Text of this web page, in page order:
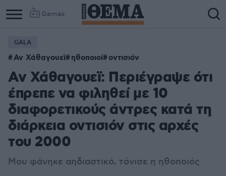
Games
Column
1
Column
2
GALA
Αν Χάθαγουεϊ ηθοποιοί οντισιόν
Αν Χάθαγουεϊ: Περιέγραψε ότι
έπρεπε να φιληθεί με 10
διαφορετικούς άντρες κατά τη
διάρκεια οντισιόν στις αρχές
του 2000
Μου φάνηκε αηδιαστικό, τόνισε η ηθοποιός